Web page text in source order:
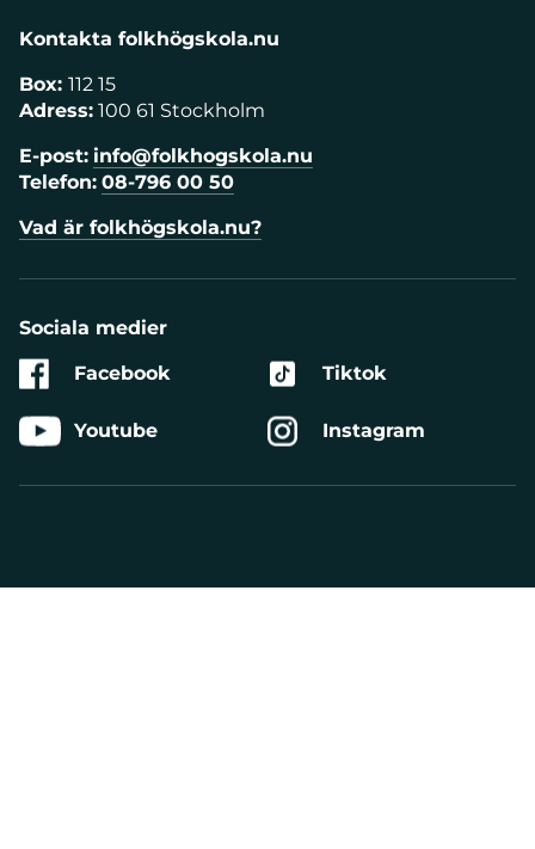
Kontakta folkhögskola.nu
Box: 112 15
Adress: 100 61 Stockholm
E-post: info@folkhogskola.nu
Telefon: 08-796 00 50
Vad är folkhögskola.nu?
Sociala medier
Facebook
Youtube
Tiktok
Instagram